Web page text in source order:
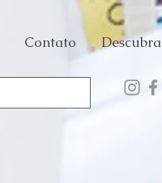
Contato Descubra